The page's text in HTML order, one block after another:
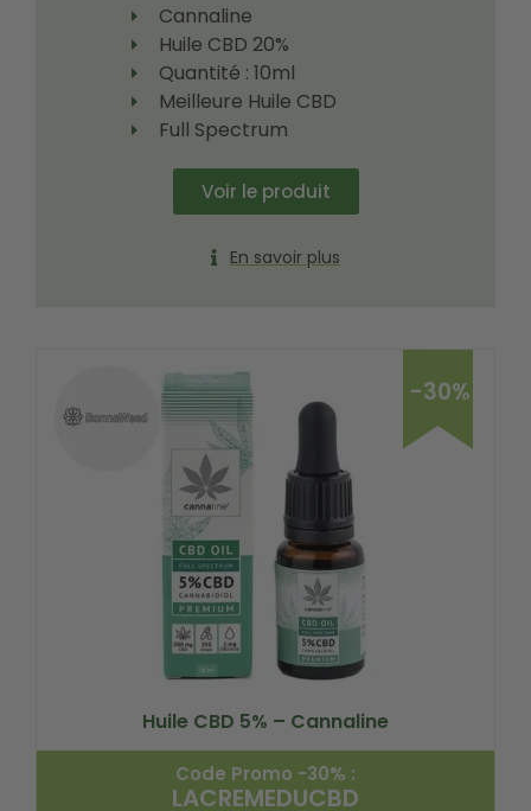
Cannaline
Huile CBD 20%
Quantité : 10ml
Meilleure Huile CBD
Full Spectrum
Voir le produit
En savoir plus
-30%
Huile CBD 5% – Cannaline
Code Promo -30% :
LACREMEDUCBD